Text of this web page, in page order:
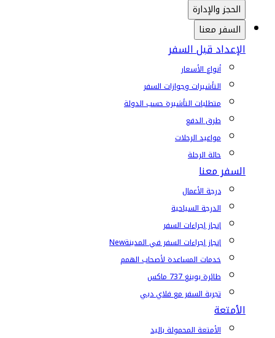
الحجز والإدارة
السفر معنا
الإعداد قبل السفر
أنواع الأسعار
التأشيرات وجوازات السفر
متطلبات التأشيرة حسب الدولة
طرق الدفع
مواعيد الرحلات
حالة الرحلة
السفر معنا
درجة الأعمال
الدرجة السياحية
إنجاز إجراءات السفر
إنجاز إجراءات السفر في المدينةNew
خدمات المساعدة لأصحاب الهمم
طائرة بوينغ 737 ماكس
تجربة السفر مع فلاي دبي
الأمتعة
الأمتعة المحمولة باليد